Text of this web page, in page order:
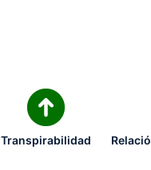
Transpirabilidad